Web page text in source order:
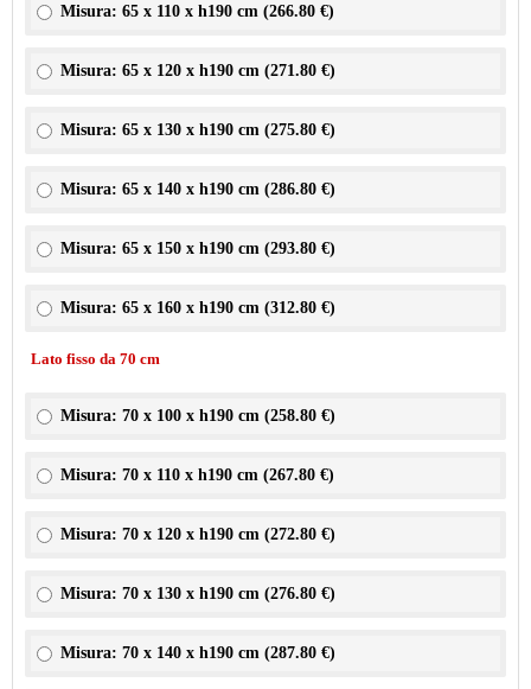
Misura: 65 x 110 x h190 cm (266.80 €)
Misura: 65 x 120 x h190 cm (271.80 €)
Misura: 65 x 130 x h190 cm (275.80 €)
Misura: 65 x 140 x h190 cm (286.80 €)
Misura: 65 x 150 x h190 cm (293.80 €)
Misura: 65 x 160 x h190 cm (312.80 €)
Lato fisso da 70 cm
Misura: 70 x 100 x h190 cm (258.80 €)
Misura: 70 x 110 x h190 cm (267.80 €)
Misura: 70 x 120 x h190 cm (272.80 €)
Misura: 70 x 130 x h190 cm (276.80 €)
Misura: 70 x 140 x h190 cm (287.80 €)